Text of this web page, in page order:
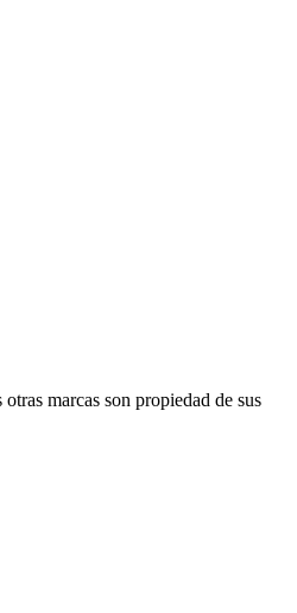
marcas son propiedad de sus